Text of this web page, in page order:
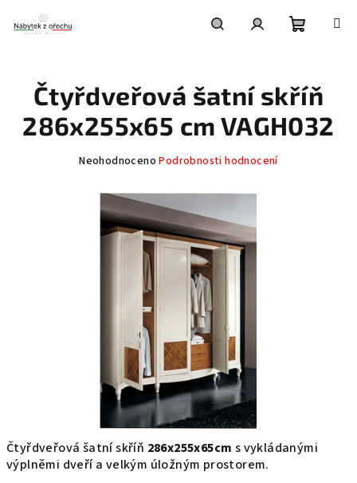
obsah
košík
Čtyřdveřová šatní skříň 286x255x65cm s vykládanými
výplněmi dveří a velkým úložným prostorem.
Čtyřdveřová šatní skříň
286x255x65 cm VAGH032
Průměrné
produktu
Neohodnoceno Podrobnosti hodnocení